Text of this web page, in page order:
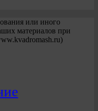
или иного
материалов при